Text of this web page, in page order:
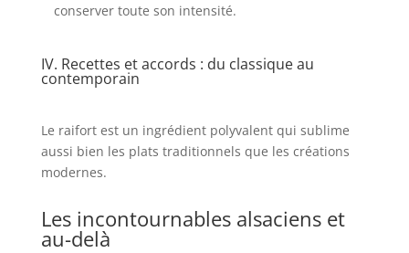
conserver toute son intensité.
IV. Recettes et accords : du classique au
contemporain
Le raifort est un ingrédient polyvalent qui sublime
aussi bien les plats traditionnels que les créations
modernes.
Les incontournables alsaciens et
au-delà